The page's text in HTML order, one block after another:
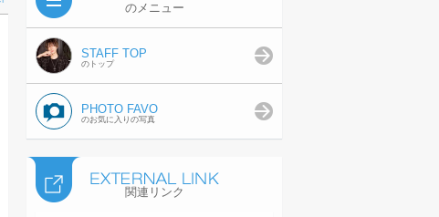
のメニュー
STAFF TOP
のトップ
PHOTO FAVO
のお気に入りの写真
関連リンク